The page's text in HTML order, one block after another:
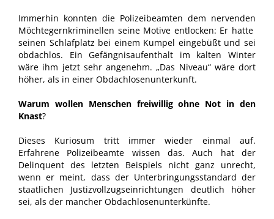
Immerhin konnten die Polizeibeamten dem nervenden
Möchtegernkriminellen seine Motive entlocken: Er hatte
seinen Schlafplatz bei einem Kumpel eingebüßt und sei
obdachlos. Ein Gefängnisaufenthalt im kalten Winter
wäre ihm jetzt sehr angenehm. „Das Niveau“ wäre dort
höher, als in einer Obdachlosenunterkunft.
Warum wollen Menschen freiwillig ohne Not in den
Knast?
Dieses Kuriosum tritt immer wieder einmal auf.
Erfahrene Polizeibeamte wissen das. Auch hat der
Delinquent des letzten Beispiels nicht ganz unrecht,
wenn er meint, dass der Unterbringungsstandard der
staatlichen Justizvollzugseinrichtungen deutlich höher
sei, als der mancher Obdachlosenunterkünfte.